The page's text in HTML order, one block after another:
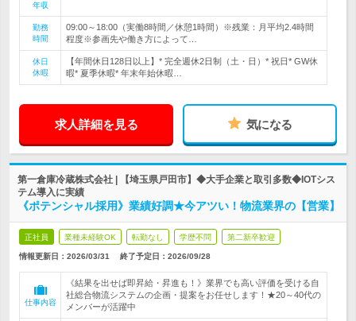
年収
勤務
時間
09:00～18:00（実働8時間／休憩1時間）※残業：月平均2.4時間
程度※参画先や働き方によって…
休日
休暇
【年間休日128日以上】* 完全週休2日制（土・日）* 祝日* GW休
暇* 夏季休暇* 年末年始休暇…
求人詳細を見る 気になる
第一倉庫冷蔵株式会社 | 【埼玉県戸田市】◆大手企業と取引多数◆IOTシス
テム導入に実績
《ポテンシャル採用》業績好調★今アツい！物流業界の【営業】
正社員 業種未経験OK 転勤なし 学歴不問 第二新卒歓迎
情報更新日：2026/03/31 終了予定日： 2026/09/28
仕事内容
《結果を出せば即昇給・昇進も！》業界でも高い評価を受ける自
社総合物流システムの企画・提案をお任せします！★20～40代の
メンバーが活躍中